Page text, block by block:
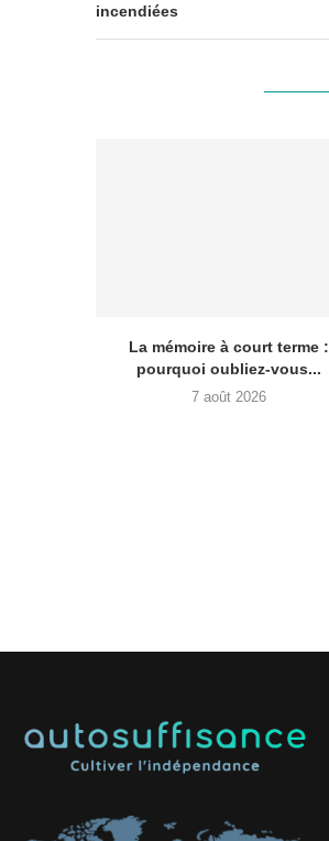
incendiées
La mémoire à court terme :
pourquoi oubliez-vous...
7 août 2026